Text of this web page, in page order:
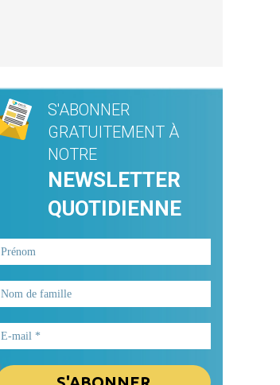
S'ABONNER
GRATUITEMENT À
NOTRE
NEWSLETTER
QUOTIDIENNE